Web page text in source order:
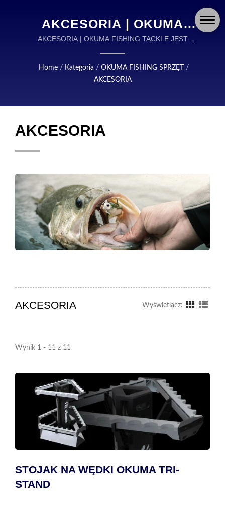
AKCESORIA | OKUMA
FISHING: GLOBALNY
LIDER W
ZAAWANSOWANYM
AKCESORIA | OKUMA FISHING TACKLE JEST
PRODUKCJI WYSOKIEJ JAKOŚCI AKCESORIÓW
WĘDKARSKICH.
Home / Kategoria / OKUMA FISHING SPRZĘT
/
AKCESORIA
AKCESORIA
AKCESORIA Wyświetlacz:
Wynik 1 - 11 z 11
STOJAK NA WĘDKI OKUMA TRI-
STAND